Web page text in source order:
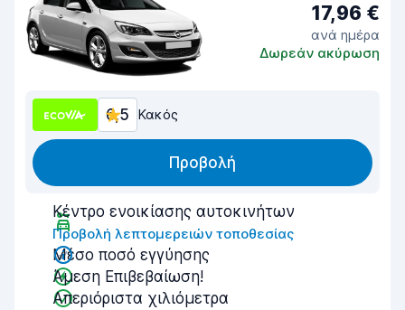
17,96 €
ανά ημέρα
Δωρεάν ακύρωση
6,5 Κακός
Προβολή
Κέντρο ενοικίασης αυτοκινήτων
Προβολή λεπτομερειών τοποθεσίας
Μέσο ποσό εγγύησης
Άμεση Επιβεβαίωση!
Απεριόριστα χιλιόμετρα